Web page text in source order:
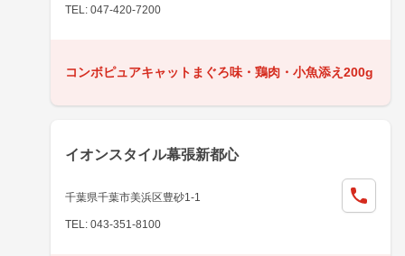
TEL: 047-420-7200
コンボピュアキャットまぐろ味・鶏肉・小魚添え200g
イオンスタイル幕張新都心
千葉県千葉市美浜区豊砂1-1
TEL: 043-351-8100